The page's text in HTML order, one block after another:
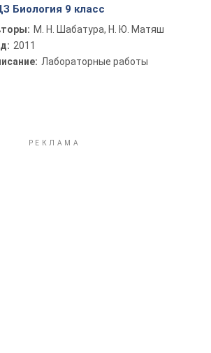
Биология 9 класс
М. Н. Шабатура, Н. Ю. Матяш
2011
Лабораторные работы